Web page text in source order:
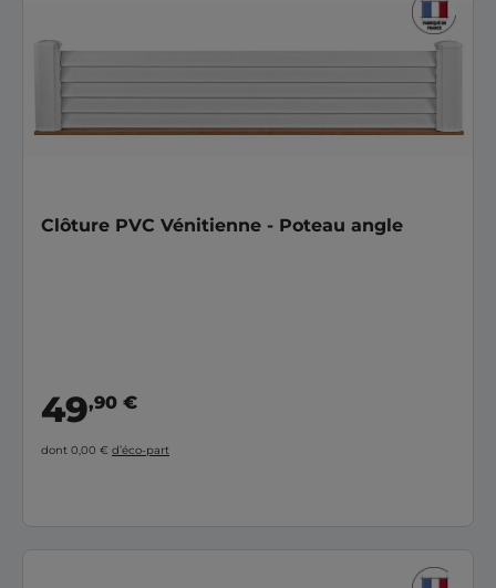
Clôture PVC Vénitienne - Poteau angle
49,90 €
dont 0,00 € d’éco-part